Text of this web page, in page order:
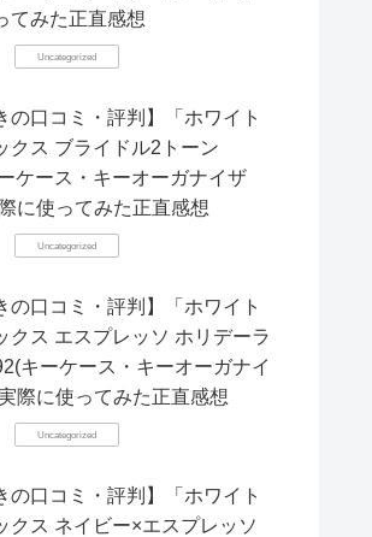
てみた正直感想
Uncategorized
の口コミ・評判】「ホワイト
クス ブライドル2トーン
ケース・キーオーガナイザ
に使ってみた正直感想
Uncategorized
の口コミ・評判】「ホワイト
クス エスプレッソ ホリデーラ
キーケース・キーオーガナイ
際に使ってみた正直感想
Uncategorized
の口コミ・評判】「ホワイト
クス ネイビー×エスプレッソ